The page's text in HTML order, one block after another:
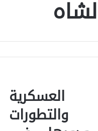
العسكرية
والتطورات